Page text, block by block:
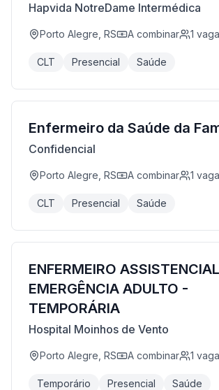
Hapvida NotreDame Intermédica
Porto Alegre, RS A combinar 1 vaga
CLT Presencial Saúde
Enfermeiro da Saúde da
Confidencial
Porto Alegre, RS A combinar 1 vaga
CLT Presencial Saúde
ENFERMEIRO
EMERGÊNCIA ADULTO -
TEMPORÁRIA
Hospital Moinhos de Vento
Porto Alegre, RS A combinar 1 vaga
Temporário Presencial Saúde